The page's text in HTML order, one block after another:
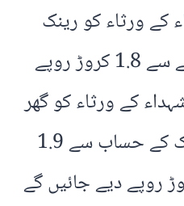
کے ورثاء کو رینک
کے حساب 1 کروڑ روپے سے 1.8 کروڑ روپے
کے ورثاء کو گھر
کی سہولت کے لئے رینک کے حساب سے 1.9
سے 4.2 کروڑ روپے دیے جائیں گے